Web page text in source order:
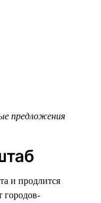
предложения
и продлится
городов-